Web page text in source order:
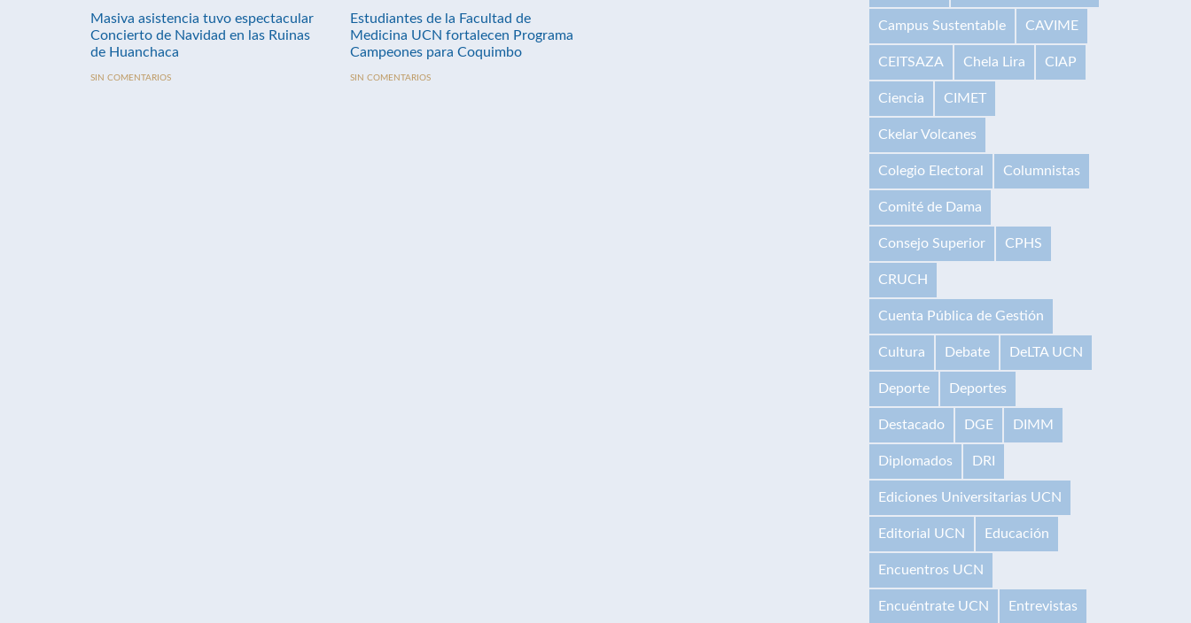
Masiva asistencia tuvo espectacular
Concierto de Navidad en las Ruinas
de Huanchaca
SIN COMENTARIOS
Estudiantes de la Facultad de
Medicina UCN fortalecen Programa
Campeones para Coquimbo
SIN COMENTARIOS
Campus Sustentable CAVIME
CEITSAZA Chela Lira CIAP
Ciencia CIMET
Ckelar Volcanes
Colegio Electoral Columnistas
Comité de Dama
Consejo Superior CPHS
CRUCH
Cuenta Pública de Gestión
Cultura Debate DeLTA UCN
Deporte Deportes
Destacado DGE DIMM
Diplomados DRI
Ediciones Universitarias UCN
Editorial UCN Educación
Encuentros UCN
Encuéntrate UCN Entrevistas